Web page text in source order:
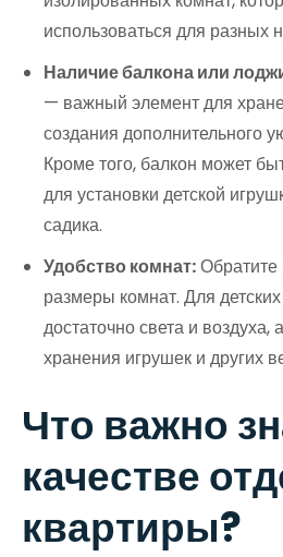
использоваться для разных
Наличие балкона или
— важный элемент для
создания дополнительного
Кроме того, балкон может
для установки детской
садика.
Удобство комнат:
размеры комнат. Для
достаточно света и воздуха,
хранения игрушек и других
Что важно
качестве
квартиры?